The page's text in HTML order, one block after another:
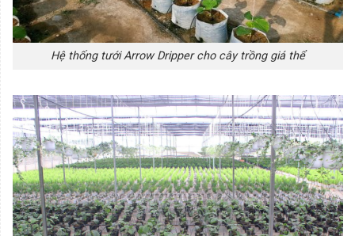
Hệ thống tưới Arrow Dripper cho cây trồng giá thể